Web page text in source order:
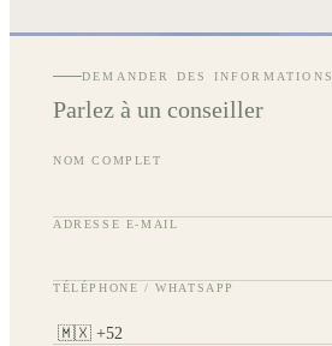
DEMANDER DES INFORMATIONS
Parlez à un conseiller
NOM COMPLET
ADRESSE E-MAIL
TÉLÉPHONE / WHATSAPP